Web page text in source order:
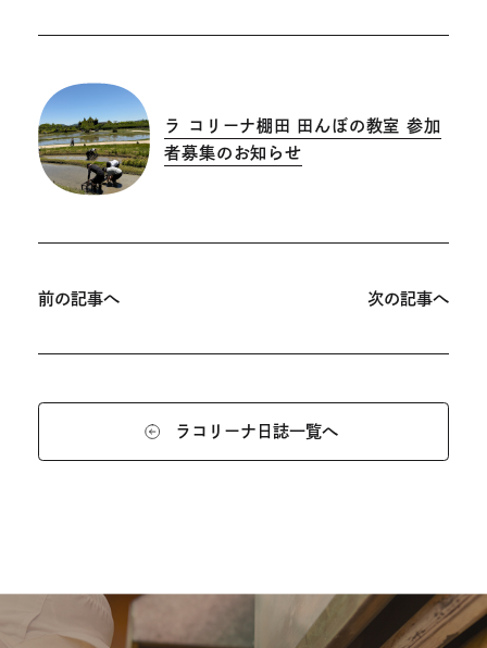
ラ コリーナ棚田 田んぼの教室 参加
者募集のお知らせ
稿
ビ
シ
前の記事へ 次の記事へ
ラコリーナ日誌一覧へ